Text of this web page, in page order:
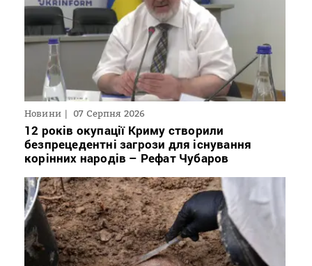
Новини 07 Серпня 2026
12 років окупації Криму створили
безпрецедентні загрози для існування
корінних народів – Рефат Чубаров